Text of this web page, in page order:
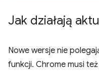
Jak działają
Nowe wersje nie
funkcji. Chrome musi